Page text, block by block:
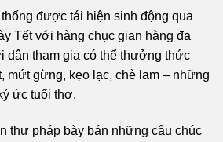
được tái hiện sinh động qua
Tết với hàng chục gian hàng đa
dân tham gia có thể thưởng thức
mứt gừng, kẹo lạc, chè lam – những
ức tuổi thơ.
thư pháp bày bán những câu chúc